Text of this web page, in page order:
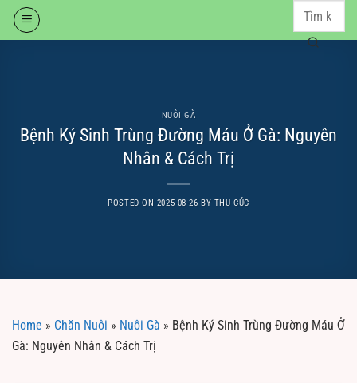
Skip
NUÔI GÀ
Bệnh Ký Sinh Trùng Đường Máu Ở Gà: Nguyên
Nhân & Cách Trị
POSTED ON 2025-08-26 BY THU CÚC
Home » Chăn Nuôi » Nuôi Gà » Bệnh Ký Sinh Trùng Đường Máu Ở
Gà: Nguyên Nhân & Cách Trị